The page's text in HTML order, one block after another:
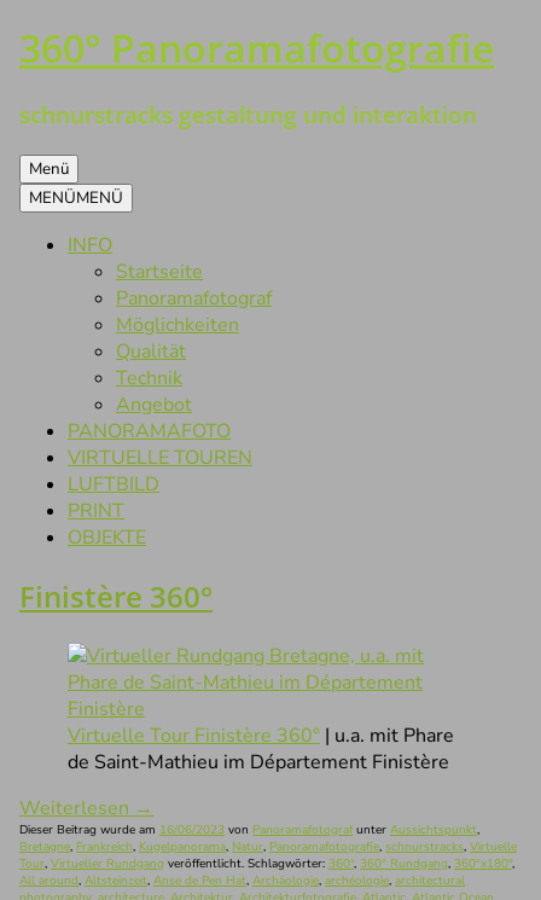
Zum
Inhalt
360° Panoramafotografie
schnurstracks gestaltung und interaktion
Menü
MENÜMENÜ
INFO
Startseite
Panoramafotograf
Möglichkeiten
Qualität
Technik
Angebot
PANORAMAFOTO
VIRTUELLE TOUREN
LUFTBILD
PRINT
OBJEKTE
Finistère 360°
Virtuelle Tour Finistère 360° | u.a. mit Phare
de Saint-Mathieu im Département Finistère
Weiterlesen →
Dieser Beitrag wurde am 16/06/2023 von Panoramafotografunter Aussichtspunkt,
Bretagne, Frankreich, Kugelpanorama, Natur, Panoramafotografie, schnurstracks, Virtuelle
Tour, Virtueller Rundgang veröffentlicht. Schlagwörter: 360°, 360° Rundgang, 360°x180°,
All around, Altsteinzeit, Anse de Pen Hat, Archäologie, archéologie, architectural